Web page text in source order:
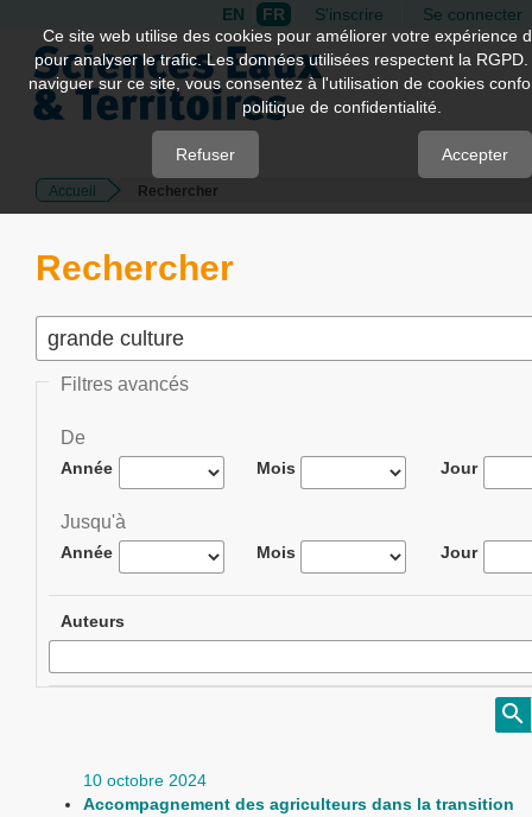
Quick
jump
page
Main
Content
EN FR S'inscrire Se connecter
Accueil Rechercher
Rechercher
Filtres avancés
De
Année Mois Jour
Jusqu'à
Année Mois Jour
Auteurs
10 octobre 2024
Accompagnement des agriculteurs dans la transition
Ce site web utilise des cookies pour améliorer votre expérience
pour analyser le trafic. Les données utilisées respectent la
naviguer sur ce site, vous consentez à l'utilisation de cookies
politique de confidentialité.
Refuser Accepter